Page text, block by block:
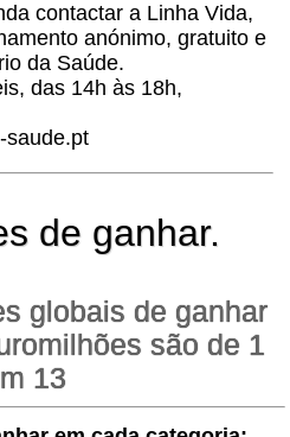
contactar a Linha Vida,
anónimo, gratuito e
da Saúde.
das 14h às 18h,
saude.pt
de ganhar.
globais de ganhar
são de 1
13